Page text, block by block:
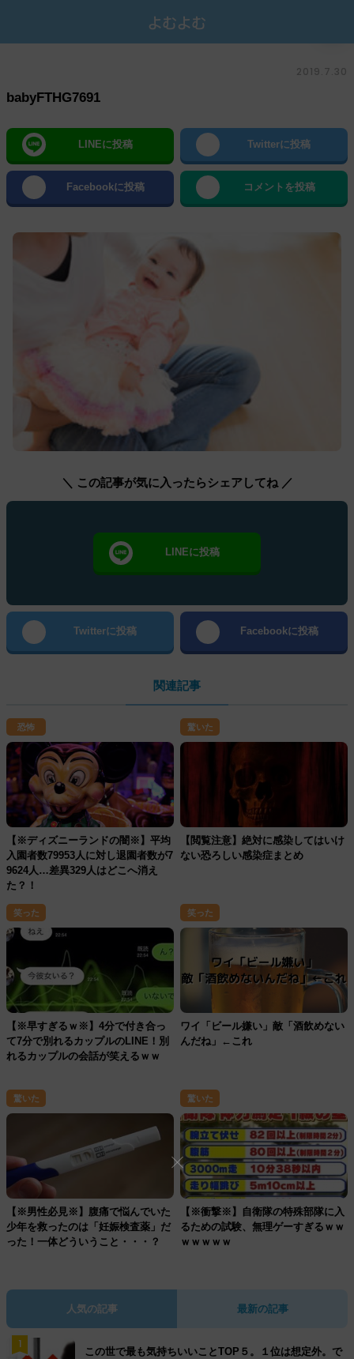
2019.7.30
babyFTHG7691
LINEに投稿 Twitterに投稿
Facebookに投稿 コメントを投稿
＼ この記事が気に入ったらシェアしてね ／
LINEに投稿
Twitterに投稿 Facebookに投稿
関連記事
恐怖
【※ディズニーランドの闇※】平均
入園者数79953人に対し退園者数が7
9624人…差異329人はどこへ消え
た？！
驚いた
【閲覧注意】絶対に感染してはいけ
ない恐ろしい感染症まとめ
笑った
【※早すぎるｗ※】4分で付き合っ
て7分で別れるカップルのLINE！別
れるカップルの会話が笑えるｗｗ
笑った
ワイ「ビール嫌い」敵「酒飲めない
んだね」←これ
驚いた
【※男性必見※】腹痛で悩んでいた
少年を救ったのは「妊娠検査薬」だ
った！一体どういうこと・・・？
驚いた
【※衝撃※】自衛隊の特殊部隊に入
るための試験、無理ゲーすぎるｗｗ
ｗｗｗｗｗ
人気の記事 最新の記事
1
この世で最も気持ちいいことTOP５。１位は想定外。で